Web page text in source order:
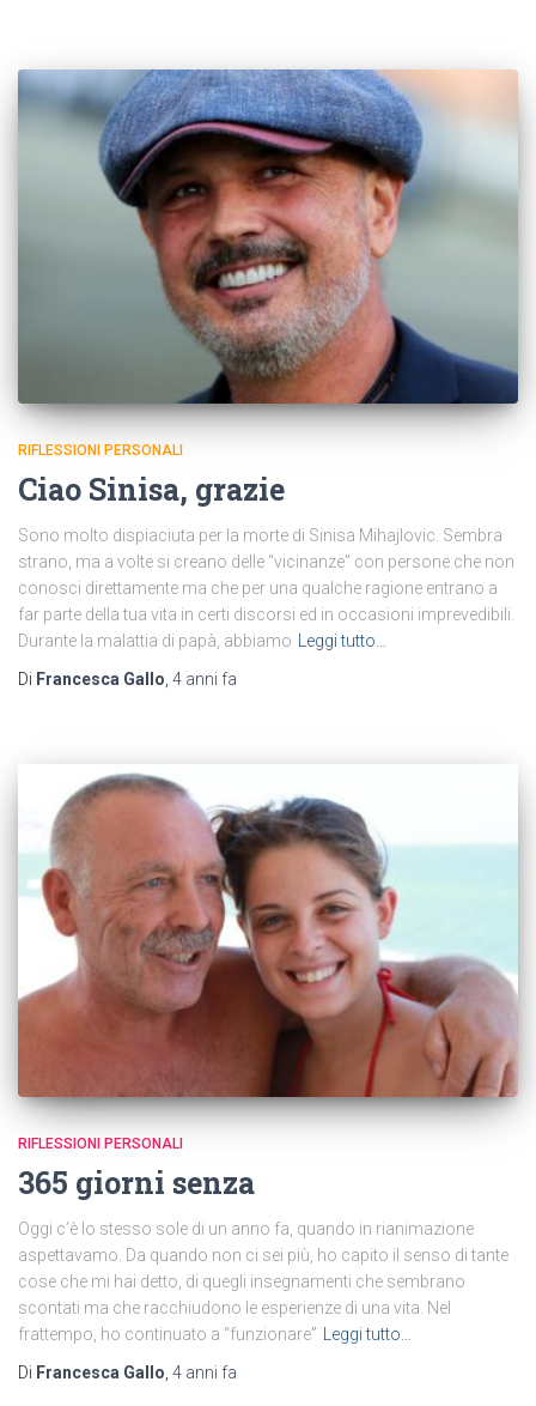
RIFLESSIONI PERSONALI
Ciao Sinisa, grazie
Sono molto dispiaciuta per la morte di Sinisa Mihajlovic. Sembra
strano, ma a volte si creano delle “vicinanze” con persone che non
conosci direttamente ma che per una qualche ragione entrano a
far parte della tua vita in certi discorsi ed in occasioni imprevedibili.
Durante la malattia di papà, abbiamo
Leggi tutto…
Di Francesca Gallo 4 anni fa
RIFLESSIONI PERSONALI
365 giorni senza
Oggi c’è lo stesso sole di un anno fa, quando in rianimazione
aspettavamo. Da quando non ci sei più, ho capito il senso di tante
cose che mi hai detto, di quegli insegnamenti che sembrano
scontati ma che racchiudono le esperienze di una vita. Nel
frattempo, ho continuato a “funzionare” Leggi tutto…
Di Francesca Gallo, 4 anni fa